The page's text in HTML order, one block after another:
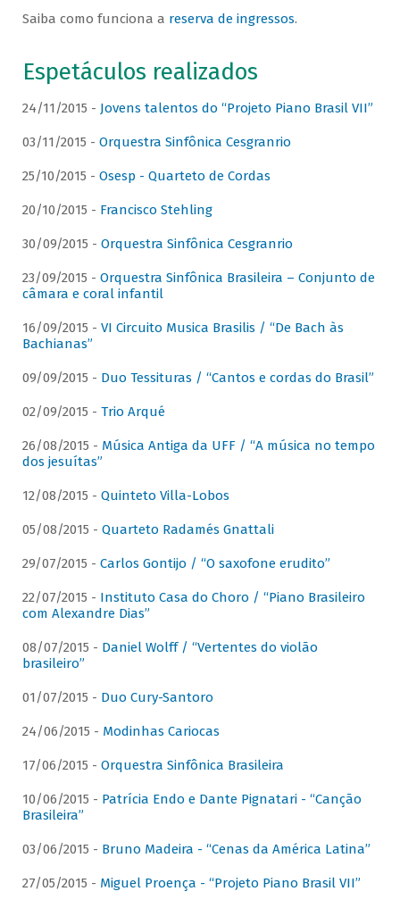
Saiba como funciona a reserva de ingressos.
Espetáculos realizados
24/11/2015 - Jovens talentos do “Projeto Piano Brasil VII”
03/11/2015 - Orquestra Sinfônica Cesgranrio
25/10/2015 - Osesp - Quarteto de Cordas
20/10/2015 - Francisco Stehling
30/09/2015 - Orquestra Sinfônica Cesgranrio
23/09/2015 - Orquestra Sinfônica Brasileira – Conjunto de
câmara e coral infantil
16/09/2015 - VI Circuito Musica Brasilis / “De Bach às
Bachianas”
09/09/2015 - Duo Tessituras / “Cantos e cordas do Brasil”
02/09/2015 - Trio Arqué
26/08/2015 - Música Antiga da UFF / “A música no tempo
dos jesuítas”
12/08/2015 - Quinteto Villa-Lobos
05/08/2015 - Quarteto Radamés Gnattali
29/07/2015 - Carlos Gontijo / “O saxofone erudito”
22/07/2015 - Instituto Casa do Choro / “Piano Brasileiro
com Alexandre Dias”
08/07/2015 - Daniel Wolff / “Vertentes do violão
brasileiro”
01/07/2015 - Duo Cury-Santoro
24/06/2015 - Modinhas Cariocas
17/06/2015 - Orquestra Sinfônica Brasileira
10/06/2015 - Patrícia Endo e Dante Pignatari - “Canção
Brasileira”
03/06/2015 - Bruno Madeira - “Cenas da América Latina”
27/05/2015 - Miguel Proença - “Projeto Piano Brasil VII”